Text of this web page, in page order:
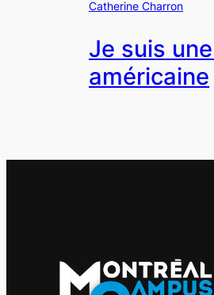
Catherine Charron
Je suis
américaine